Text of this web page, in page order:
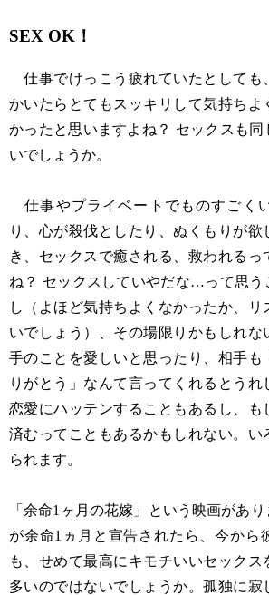
SEX OK！
仕事でけっこう疲れていたとしても
かいたらとてもスッキリして気持ちよ
かったと思いますよね？ セックスも同
いでしょうか。
仕事やプライベートでものすごく
り、心が殺伐としたり、ぬくもりが欲
き、セックスで癒される、救われるっ
ね？ セックスしていやだな…って思う
し（よほど気持ちよくなかったか、リ
いでしょう）、その場限りかもしれな
手のことを愛しいと思ったり、相手も
りがとう」なんて言ってくれるとうれ
恋愛にハッテンすることもあるし、も
済むってこともあるかもしれない。い
られます。
「余命1ヶ月の花嫁」という映画があ
が余命1ヵ月と宣告されたら、今から
も、せめて最高にキモチいいセックス
多いのではないでしょうか。孤独に寂